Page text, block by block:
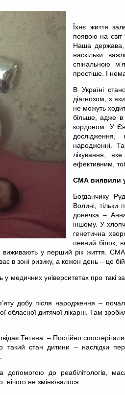
Їхнє життя
появою на світ
Наша держава,
наскільки
спінальною
простіше. І
В Україні
діагнозом, з
не можуть
більше, адже в
кордоном. У
народженні.
лікування,
ефективним,
СМА виявили у
Богданчику
Волині, тільки
донечка –
іншому. У
генетична
певний білок,
у перший рік життя. СМА
в зоні ризику, а кожен день – це
у медичних університетах про
добу після народження –
обласної дитячої лікарні. Там
Тетяна. – Постійно
стан дитини – наслідки
до реабілітологів,
нічого не змінювалося.